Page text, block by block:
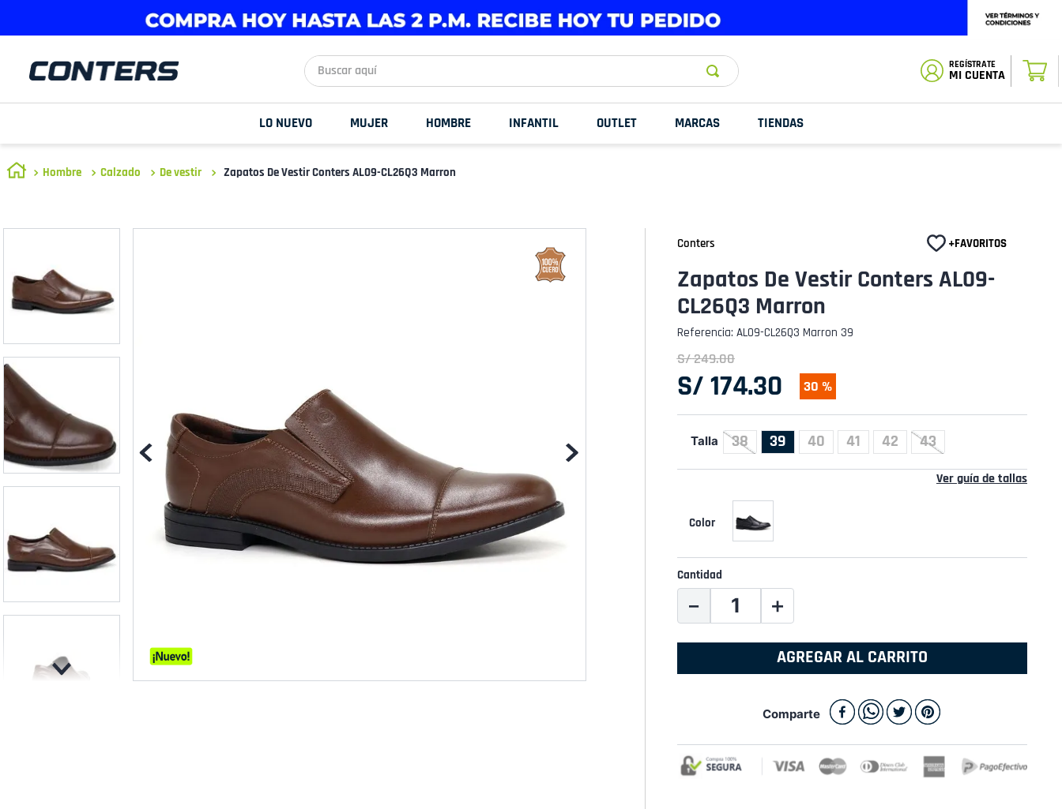
Buscar aquí
MI CUENTA
LO NUEVO MUJER HOMBRE INFANTIL OUTLET MARCAS TIENDAS
Hombre Calzado De vestir Zapatos De Vestir Conters AL09-CL26Q3 Marron
Conters
Zapatos De Vestir Conters AL09-
CL26Q3 Marron
Referencia: AL09-CL26Q3 Marron 39
S/249.00
S/ 174.30 30 %
Talla 38 39 40 41 42 43
Ver guía de tallas
Cantidad
＋
－
AGREGAR AL CARRITO
Comparte